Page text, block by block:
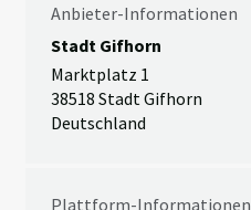
Anbieter-Informationen
Stadt Gifhorn
Marktplatz 1
38518 Stadt Gifhorn
Deutschland
Plattform-Informationen